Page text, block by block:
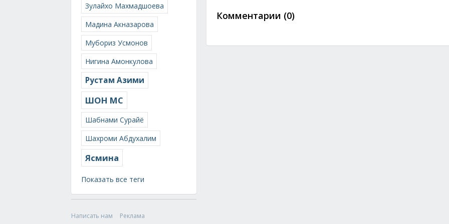
Зулайхо Махмадшоева
Мадина Акназарова
Мубориз Усмонов
Нигина Амонкулова
Рустам Азими
ШОН МС
Шабнами Сурайё
Шахроми Абдухалим
Ясмина
Показать все теги
Написать нам
Реклама
Комментарии (0)